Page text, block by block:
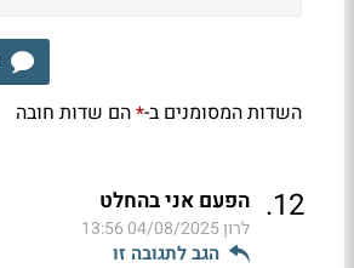
השדות המסומנים ב-*הם שדות חובה
12
. הפעם אני בהחלט
לרון04/08/2025 13:56
הגב לתגובה זו